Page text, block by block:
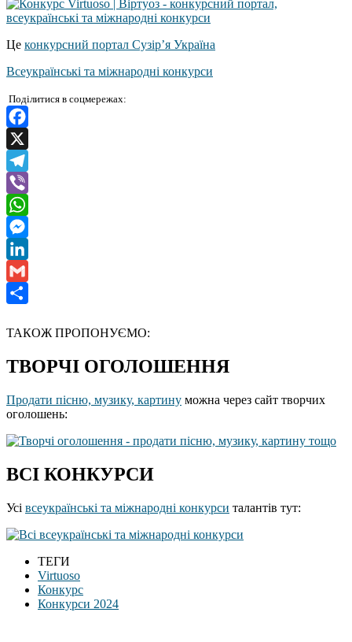
Це конкурсний портал Сузір’я Україна
Всеукраїнські та міжнародні конкурси
Поділитися в соцмережах:
Facebook
X
Telegram
Viber
WhatsApp
Messenger
LinkedIn
Gmail
ТАКОЖ ПРОПОНУЄМО:
ТВОРЧІ ОГОЛОШЕННЯ
Продати пісню, музику, картину можна через сайт творчих
оголошень:
ВСІ КОНКУРСИ
Усі всеукраїнські та міжнародні конкурси талантів тут:
ТЕГИ
Virtuoso
Конкурс
Конкурси 2024